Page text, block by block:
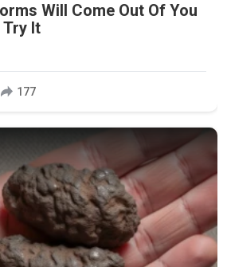
Will Come Out Of You
Try It
177